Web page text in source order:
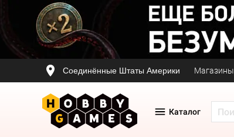
Соединённые Штаты Америки Магазины
Каталог